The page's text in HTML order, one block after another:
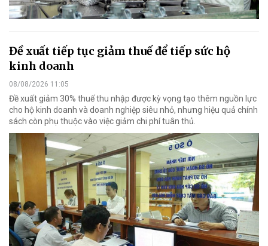
Đề xuất tiếp tục giảm thuế để tiếp sức hộ
kinh doanh
08/08/2026 11:05
Đề xuất giảm 30% thuế thu nhập được kỳ vọng tạo thêm nguồn lực
cho hộ kinh doanh và doanh nghiệp siêu nhỏ, nhưng hiệu quả chính
sách còn phụ thuộc vào việc giảm chi phí tuân thủ.